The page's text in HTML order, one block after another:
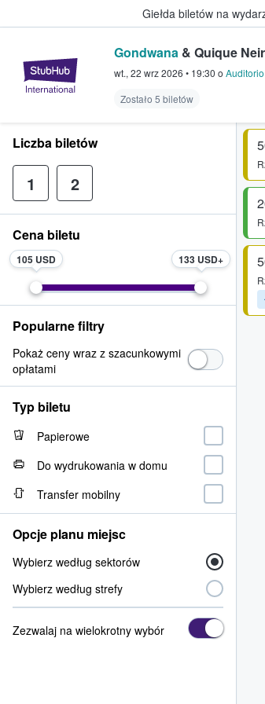
Giełda biletów na
StubHub — miejsce,
Gondwana & Quique
wt., 22 wrz 2026 • 19:30 o
Zostało 5 biletów
Liczba biletów
1 2
Cena biletu
105 USD 133 USD
Popularne filtry
Pokaż ceny wraz z szacunkowymi
opłatami
Typ biletu
Papierowe
Do wydrukowania w domu
Transfer mobilny
Opcje planu miejsc
Wybierz według sektorów
Wybierz według strefy
Zezwalaj na wielokrotny wybór